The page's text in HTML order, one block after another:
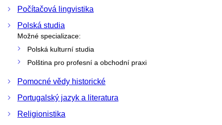
Počítačová lingvistika
Polská studia
Možné specializace:
Polská kulturní studia
Polština pro profesní a obchodní praxi
Pomocné vědy historické
Portugalský jazyk a literatura
Religionistika